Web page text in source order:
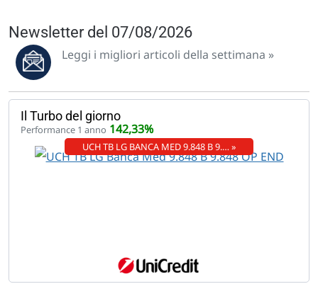
Newsletter del 07/08/2026
Leggi i migliori articoli della settimana »
Il Turbo del giorno
Performance 1 anno 142,33%
UCH TB LG BANCA MED 9.848 B 9.… »